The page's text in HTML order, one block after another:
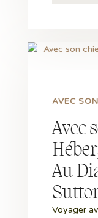
Avec
Au
AVEC
Voyager